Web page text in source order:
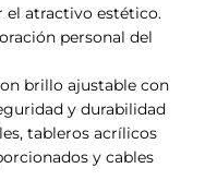
el atractivo estético.
personal del
brillo ajustable con
y durabilidad
tableros acrílicos
y cables